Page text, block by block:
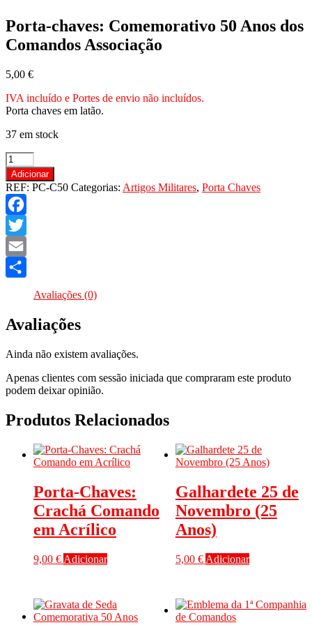
Porta-chaves: Comemorativo 50 Anos dos
Comandos Associação
5,00 €
IVA incluído e Portes de envio não incluídos.
Porta chaves em latão.
37 em stock
Quantidade
de
Porta-
chaves:
Comemorativo
50
Anos
dos
Comandos
Associação
Adicionar
REF: PC-C50 Categorias: Artigos Militares, Porta Chaves
Facebook
Twitter
Email
Avaliações (0)
Avaliações
Ainda não existem avaliações.
Apenas clientes com sessão iniciada que compraram este produto
podem deixar opinião.
Produtos Relacionados
Porta-Chaves:
Crachá Comando
em Acrílico
9,00 € Adicionar
Galhardete 25 de
Novembro (25
Anos)
5,00 € Adicionar